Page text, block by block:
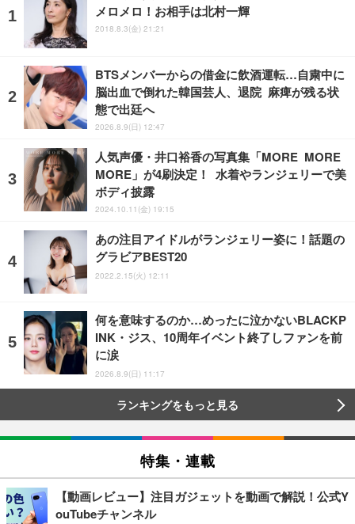
メロメロ！お相手は北村一輝
2018.8.3(金) 21:21
BTSメンバーからの借金に飲酒運転…自粛中に
脳出血で倒れた韓国芸人、退院 麻痺が残る状
態で出廷へ
2026.8.9(日) 12:47
人気声優・井口裕香の写真集「MORE MORE
MORE」が4刷決定！ 水着やランジェリーで美
ボディ披露
2024.10.11(金) 19:15
あの注目アイドルがランジェリー姿に！話題の
グラビアBEST20
2022.2.15(火) 12:11
何を意味するのか…めったに泣かないBLACKP
INK・ジス、10周年イベント終了しファンを前
に涙
2026.8.9(日) 11:17
ランキングをもっと見る
特集・連載
【動画レビュー】注目ガジェットを動画で解説！公式Y
ouTubeチャンネル